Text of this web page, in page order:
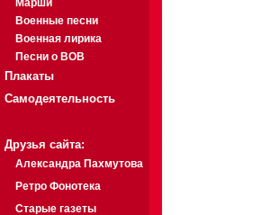
Марши
Военные песни
Военная лирика
Песни о ВОВ
Плакаты
Самодеятельность
Друзья сайта:
Александра Пахмутова
Ретро Фонотека
Старые газеты